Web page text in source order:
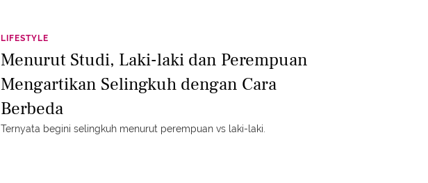
LIFESTYLE
Menurut Studi, Laki-laki dan Perempuan
Mengartikan Selingkuh dengan Cara
Berbeda
Ternyata begini selingkuh menurut perempuan vs laki-laki.